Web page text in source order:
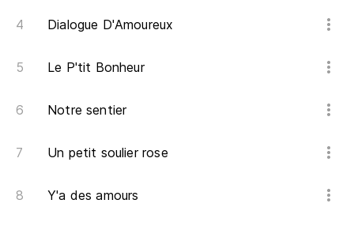
Dialogue D'Amoureux
Le P'tit Bonheur
Notre sentier
Un petit soulier rose
Y'a des amours